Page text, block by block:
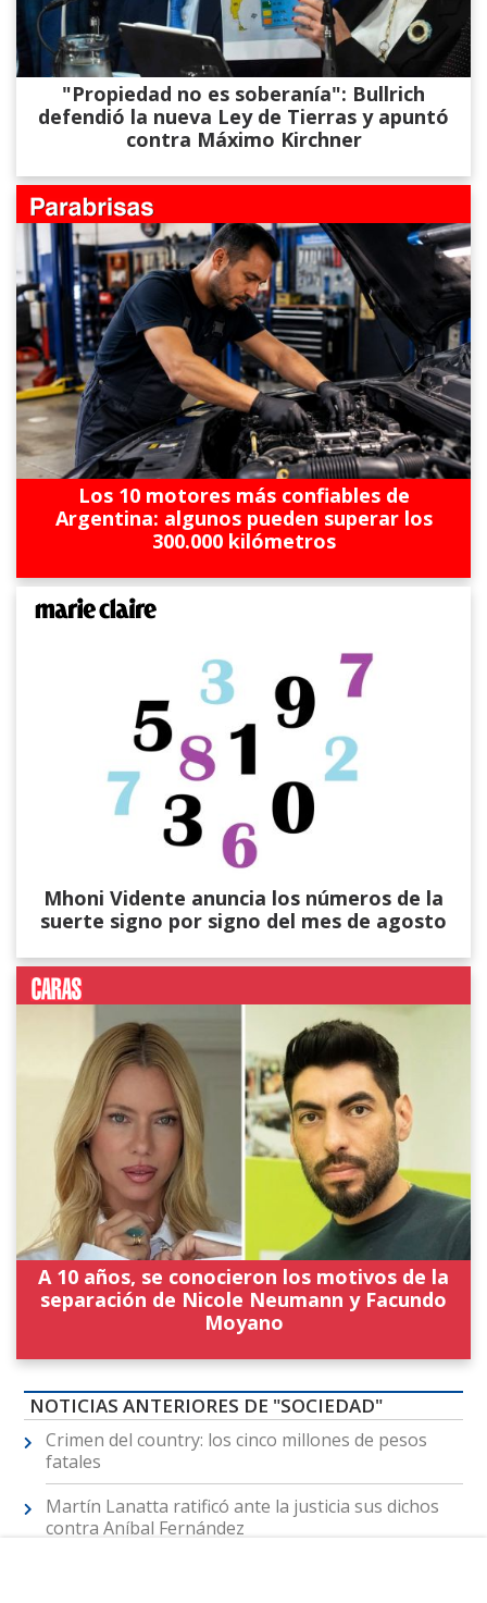
"Propiedad no es soberanía": Bullrich
defendió la nueva Ley de Tierras y apuntó
contra Máximo Kirchner
Los 10 motores más confiables de
Argentina: algunos pueden superar los
300.000 kilómetros
Mhoni Vidente anuncia los números de la
suerte signo por signo del mes de agosto
A 10 años, se conocieron los motivos de la
separación de Nicole Neumann y Facundo
Moyano
NOTICIAS ANTERIORES DE "SOCIEDAD"
Crimen del country: los cinco millones de pesos
fatales
Martín Lanatta ratificó ante la justicia sus dichos
contra Aníbal Fernández